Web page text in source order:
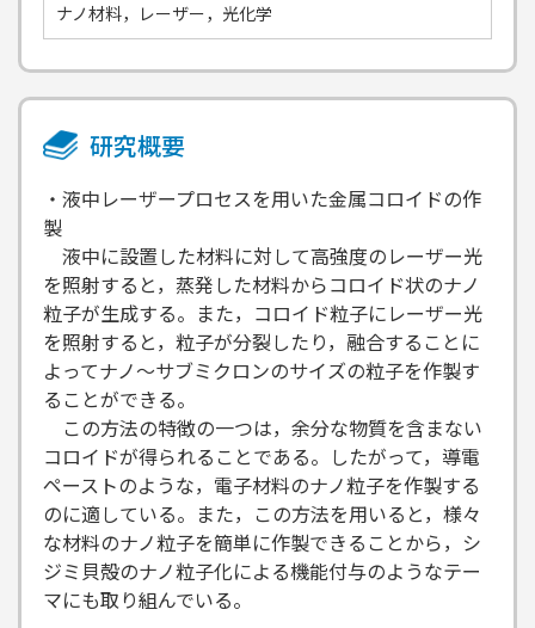
ナノ材料，レーザー，光化学
研究概要
・液中レーザープロセスを用いた金属コロイドの作
製
液中に設置した材料に対して高強度のレーザー光
を照射すると，蒸発した材料からコロイド状のナノ
粒子が生成する。また，コロイド粒子にレーザー光
を照射すると，粒子が分裂したり，融合することに
よってナノ～サブミクロンのサイズの粒子を作製す
ることができる。
この方法の特徴の一つは，余分な物質を含まない
コロイドが得られることである。したがって，導電
ペーストのような，電子材料のナノ粒子を作製する
のに適している。また，この方法を用いると，様々
な材料のナノ粒子を簡単に作製できることから，シ
ジミ貝殻のナノ粒子化による機能付与のようなテー
マにも取り組んでいる。